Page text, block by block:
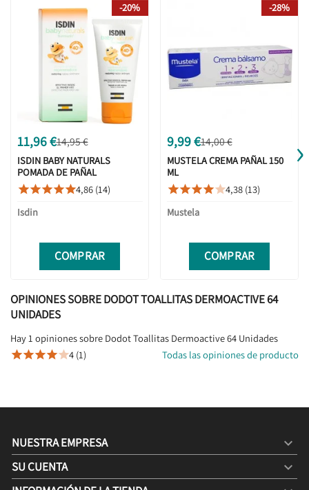
11,96 €14,95 €
ISDIN BABY NATURALS
POMADA DE PAÑAL
REGENERADORA ZN40 100ML
4,86 (14)
Isdin
COMPRAR
-20%
9,99 €14,00 €
MUSTELA CREMA PAÑAL 150
ML
4,38 (13)
Mustela
COMPRAR
-28%
›
OPINIONES SOBRE DODOT TOALLITAS DERMOACTIVE 64
UNIDADES
Hay 1 opiniones sobre Dodot Toallitas Dermoactive 64 Unidades
4 (1) Todas las opiniones de producto
NUESTRA EMPRESA 
SU CUENTA 